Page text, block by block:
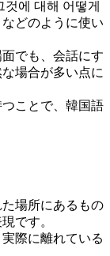
에 대해 어떻게
どのように使い
でも、会話にす
場合が多い点に
ことで、韓国語
場所にあるもの
です。
際に離れている